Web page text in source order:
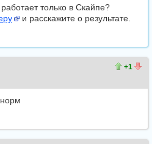
только в Скайпе?
и расскажите о результате.
+1